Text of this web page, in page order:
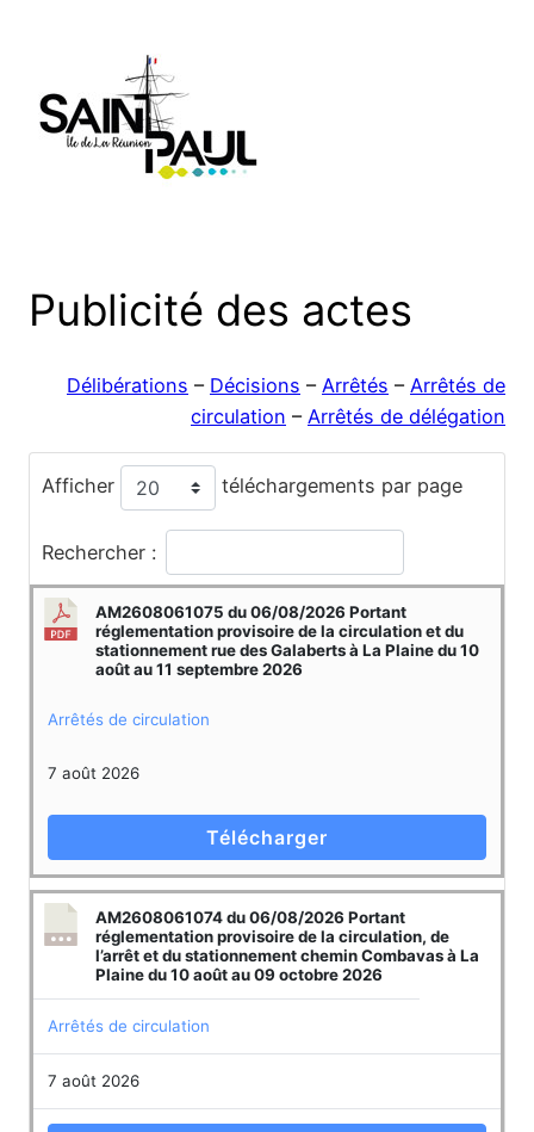
Publicité des actes
Délibérations – Décisions – Arrêtés – Arrêtés de
circulation – Arrêtés de délégation
Afficher téléchargements par page
Rechercher :
AM2608061075 du 06/08/2026 Portant
réglementation provisoire de la circulation et du
stationnement rue des Galaberts à La Plaine du 10
août au 11 septembre 2026
Arrêtés de circulation
7 août 2026
Télécharger
AM2608061074 du 06/08/2026 Portant
réglementation provisoire de la circulation, de
l’arrêt et du stationnement chemin Combavas à La
Plaine du 10 août au 09 octobre 2026
Arrêtés de circulation
7 août 2026